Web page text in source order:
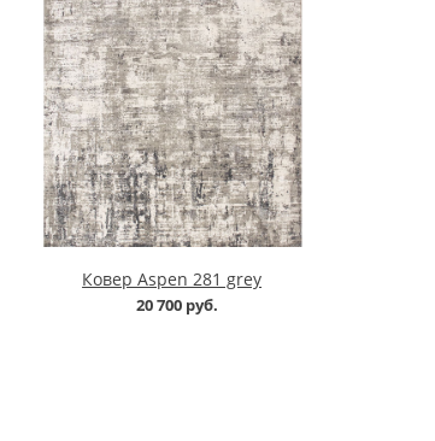
Ковер Aspen 281 grey
20 700 руб.